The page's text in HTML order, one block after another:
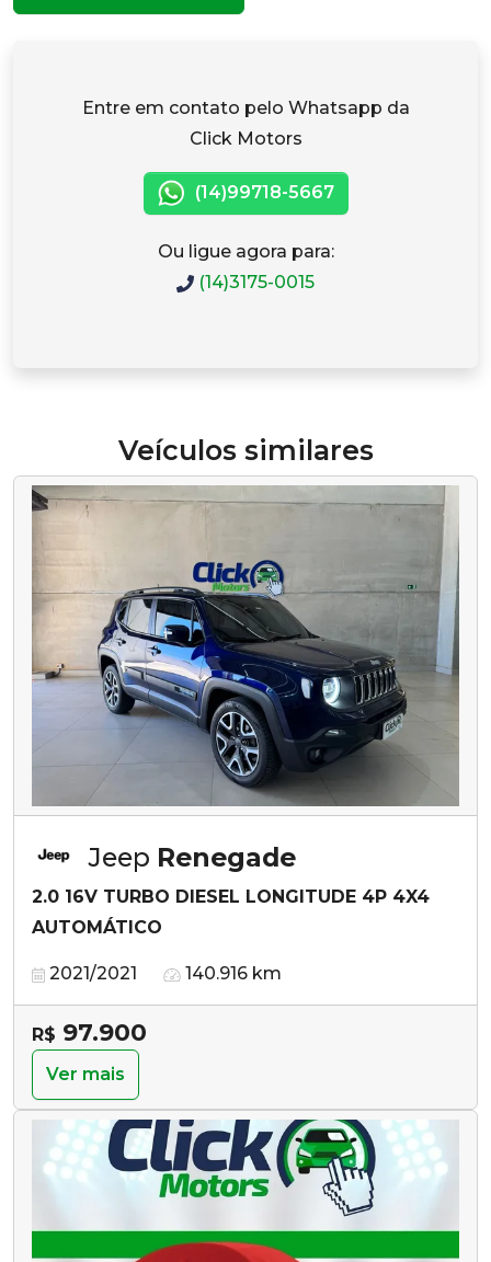
Entre em contato pelo Whatsapp da
Click Motors
(14)99718-5667
Ou ligue agora para:
(14)3175-0015
Veículos similares
Jeep Renegade
2.0 16V TURBO DIESEL LONGITUDE 4P 4X4
AUTOMÁTICO
2021/2021 140.916 km
R$ 97.900
Ver mais